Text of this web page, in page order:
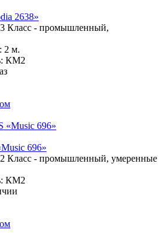
2638»
Класс - промышленный,
2 м.
КМ2
696»
Класс - промышленный, умеренные
КМ2